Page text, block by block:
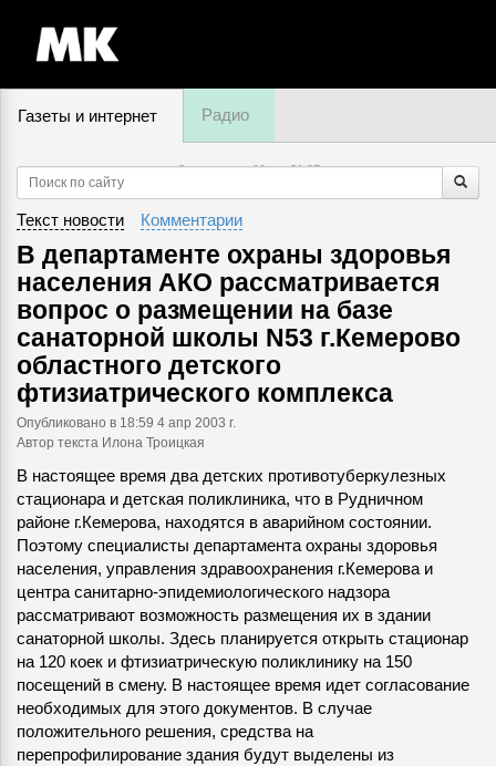
Газеты и интернет Радио
8 августа, суббота,21:07
Текст новости Комментарии
В департаменте охраны здоровья
населения АКО рассматривается
вопрос о размещении на базе
санаторной школы N53 г.Кемерово
областного детского
фтизиатрического комплекса
Опубликовано в 18:59 4 апр 2003 г.
Автор текста Илона Троицкая
В настоящее время два детских противотуберкулезных
стационара и детская поликлиника, что в Рудничном
районе г.Кемерова, находятся в аварийном состоянии.
Поэтому специалисты департамента охраны здоровья
населения, управления здравоохранения г.Кемерова и
центра санитарно-эпидемиологического надзора
рассматривают возможность размещения их в здании
санаторной школы. Здесь планируется открыть стационар
на 120 коек и фтизиатрическую поликлинику на 150
посещений в смену. В настоящее время идет согласование
необходимых для этого документов. В случае
положительного решения, средства на
перепрофилирование здания будут выделены из